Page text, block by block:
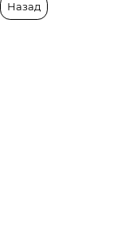
Назад